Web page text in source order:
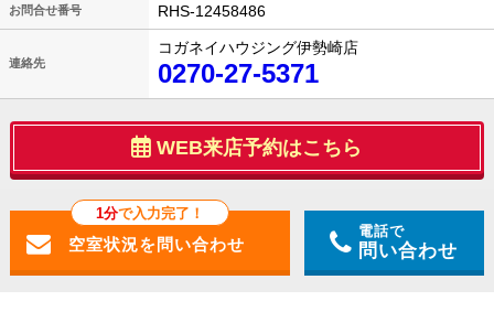
お問合せ番号 RHS-12458486
連絡先
コガネイハウジング伊勢崎店
0270-27-5371
WEB来店予約はこちら
1分で入力完了！
電話で
問い合わせ